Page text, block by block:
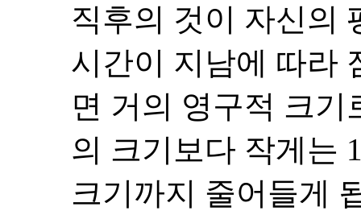
직후의 것이 자신의
시간이 지남에 따라
면 거의 영구적 크
의 크기보다 작게는
크기까지 줄어들게